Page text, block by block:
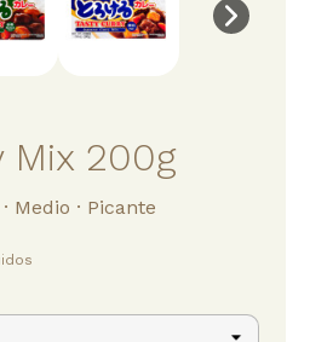
Mix 200g
Medio · Picante